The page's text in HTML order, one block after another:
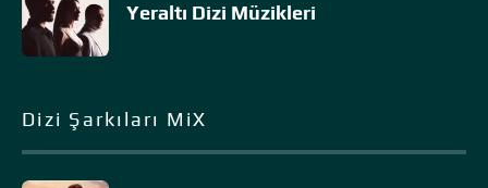
Yeraltı Dizi Müzikleri
Dizi Şarkıları MiX